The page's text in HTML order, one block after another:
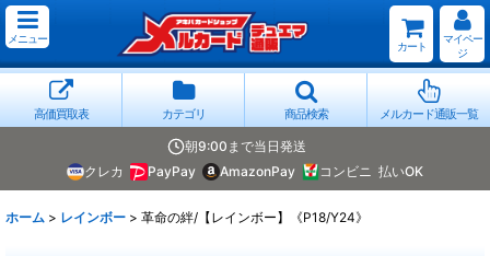
メニュー
カート
マイペー
ジ
高価買取表 カテゴリ 商品検索 メルカード通販一覧
朝9:00まで当日発送
クレカ
PayPay AmazonPay コンビニ 払いOK
ホーム > レインボー > 革命の絆/【レインボー】《P18/Y24》